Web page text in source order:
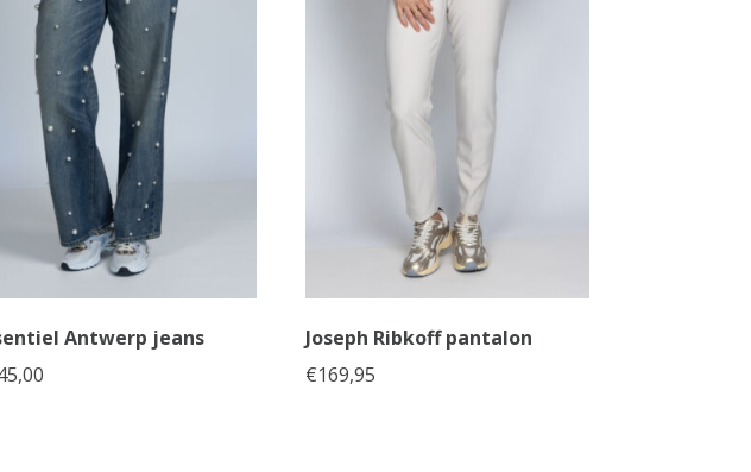
Antwerp jeans
Joseph Ribkoff pantalon
€169,95